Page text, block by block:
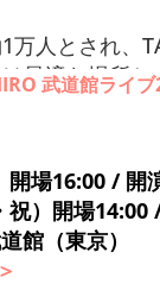
万人とされ、
最適な場所と
武道館ライ
開場16:00 / 開
祝）開場14:00
館（東京）